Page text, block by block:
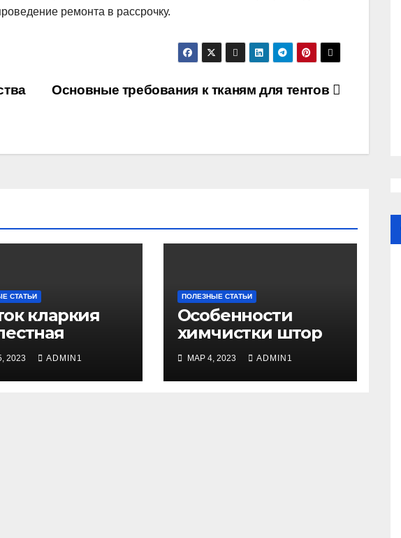
ремонта в рассрочку.
Основные требования к тканям для тентов
СТАТЬИ
кларкия
2023 ADMIN1
ПОЛЕЗНЫЕ СТАТЬИ
Особенности
химчистки штор
МАР 4, 2023 ADMIN1